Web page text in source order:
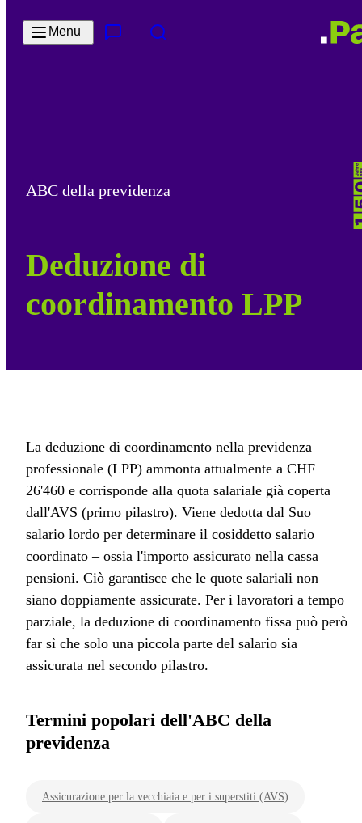
Menu
ABC della previdenza
Deduzione di
coordinamento LPP
La deduzione di coordinamento nella previdenza
professionale (LPP) ammonta attualmente a CHF
26'460 e corrisponde alla quota salariale già coperta
dall'AVS (primo pilastro). Viene dedotta dal Suo
salario lordo per determinare il cosiddetto salario
coordinato – ossia l'importo assicurato nella cassa
pensioni. Ciò garantisce che le quote salariali non
siano doppiamente assicurate. Per i lavoratori a tempo
parziale, la deduzione di coordinamento fissa può però
far sì che solo una piccola parte del salario sia
assicurata nel secondo pilastro.
Termini popolari dell'ABC della
previdenza
Assicurazione per la vecchiaia e per i superstiti (AVS)